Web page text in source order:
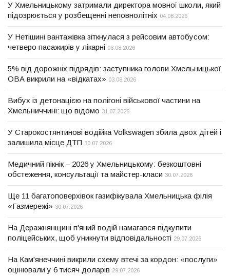
У Хмельницькому затримали директора мовної школи, який
підозрюється у розбещенні неповнолітніх 04.08.2026
У Нетішині вантажівка зіткнулася з рейсовим автобусом:
четверо пасажирів у лікарні 03.08.2026
5% від дорожніх підрядів: заступника голови Хмельницької
ОВА викрили на «відкатах» 03.08.2026
Вибух із детонацією на полігоні військової частини на
Хмельниччині: що відомо 31.07.2026
У Старокостянтинові водійка Volkswagen збила двох дітей і
залишила місце ДТП 30.07.2026
Медичний пікнік – 2026 у Хмельницькому: безкоштовні
обстеження, консультації та майстер-класи 30.07.2026
Ще 11 багатоповерхівок газифікувала Хмельницька філія
«Газмережі» 30.07.2026
На Деражнянщині п'яний водій намагався підкупити
поліцейських, щоб уникнути відповідальності 29.07.2026
На Кам'янеччині викрили схему втечі за кордон: «послуги»
оцінювали у 6 тисяч доларів 29.07.2026